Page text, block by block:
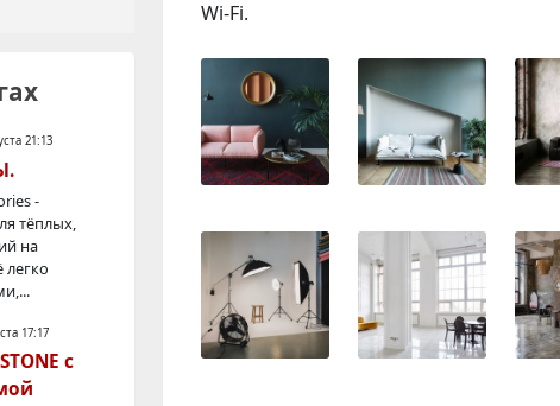
Wi-Fi.
21:13
-
тёплых,
на
легко
17:17
с